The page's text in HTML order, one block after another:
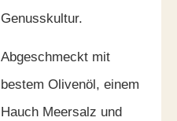
Genusskultur.
Abgeschmeckt mit
bestem Olivenöl, einem
Hauch Meersalz und